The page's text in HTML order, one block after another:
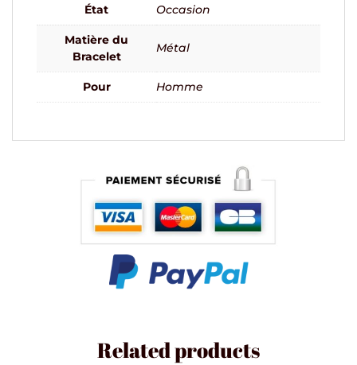
État Occasion
Matière du
Bracelet
Métal
Pour Homme
Related products